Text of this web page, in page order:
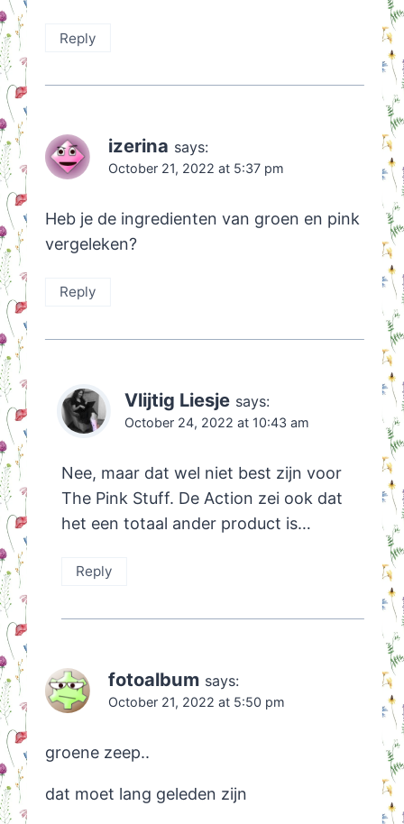
Reply
izerina says:
October 21, 2022 at 5:37 pm
Heb je de ingredienten van groen en pink
vergeleken?
Reply
Vlijtig Liesje says:
October 24, 2022 at 10:43 am
Nee, maar dat wel niet best zijn voor
The Pink Stuff. De Action zei ook dat
het een totaal ander product is…
Reply
fotoalbum says:
October 21, 2022 at 5:50 pm
groene zeep..
dat moet lang geleden zijn